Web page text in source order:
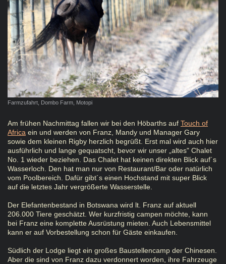
Farmzufahrt, Dombo Farm, Motopi
Am frühen Nachmittag fallen wir bei den Höbarths auf Touch of
Africa ein und werden von Franz, Mandy und Manager Gary
sowie dem kleinen Rigby herzlich begrüßt. Erst mal wird auch hier
ausführlich und lange gequatscht, bevor wir unser „altes" Chalet
No. 1 wieder beziehen. Das Chalet hat keinen direkten Blick auf´s
Wasserloch. Den hat man nur von Restaurant/Bar oder natürlich
vom Poolbereich. Dafür gibt´s einen Hochstand mit super Blick
auf die letztes Jahr vergrößerte Wasserstelle.
Der Elefantenbestand in Botswana wird lt. Franz auf aktuell
206.000 Tiere geschätzt. Wer kurzfristig campen möchte, kann
bei Franz eine komplette Ausrüstung mieten. Auch Lebensmittel
kann er auf Vorbestellung schon für Gäste einkaufen.
Südlich der Lodge liegt ein großes Baustellencamp der Chinesen.
Aber die sind von Franz dazu verdonnert worden, ihre Fahrzeuge